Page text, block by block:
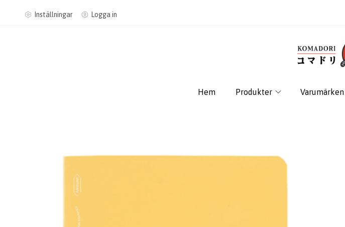
Inställningar Logga in
Hem Produkter Varumärken